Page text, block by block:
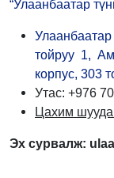
“Улаанбаатар
тойруу 1,
корпус, 303
Утас: +976
Цахим
Эх сурвалж: